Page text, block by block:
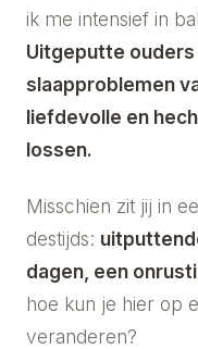
ik me intensief in
Uitgeputte ouders
slaapproblemen
liefdevolle en
lossen.
Misschien zit jij in
destijds:
dagen, een
hoe kun je hier op
veranderen?